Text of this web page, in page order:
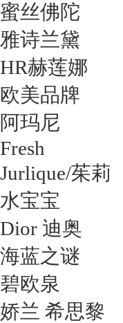
蜜丝佛陀
雅诗兰黛
HR赫莲娜
欧美品牌
阿玛尼
Fresh
Jurlique/茱莉
水宝宝
Dior 迪奥
海蓝之谜
碧欧泉
娇兰 希思黎